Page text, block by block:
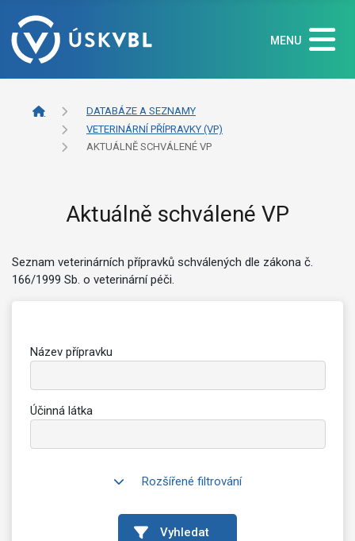
MENU
DATABÁZE A SEZNAMY
VETERINÁRNÍ PŘÍPRAVKY (VP)
AKTUÁLNĚ SCHVÁLENÉ VP
Aktuálně schválené VP
Seznam veterinárních přípravků schválených dle zákona č.
166/1999 Sb. o veterinární péči.
Název přípravku
Účinná látka
Rozšířené filtrování
Vyhledat